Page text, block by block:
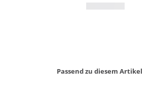
Passend zu diesem Artikel